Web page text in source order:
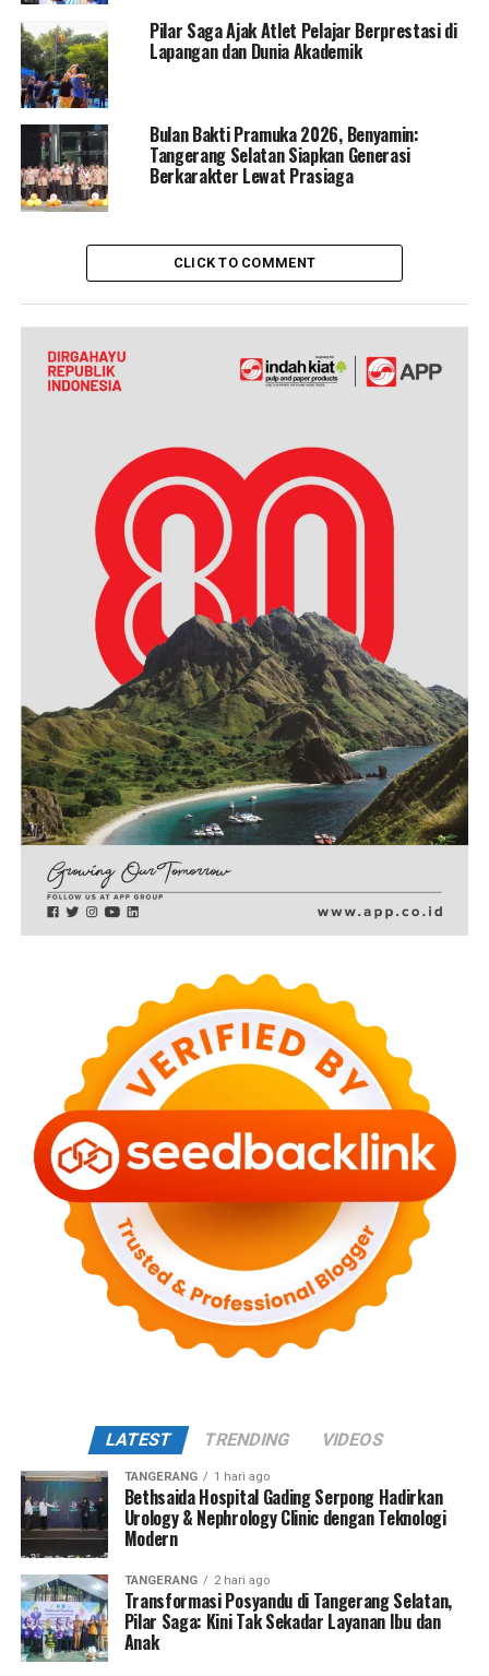
Pilar Saga Ajak Atlet Pelajar Berprestasi di
Lapangan dan Dunia Akademik
Bulan Bakti Pramuka 2026, Benyamin:
Tangerang Selatan Siapkan Generasi
Berkarakter Lewat Prasiaga
CLICK TO COMMENT
LATEST TRENDING VIDEOS
TANGERANG 1 hari ago
Bethsaida Hospital Gading Serpong Hadirkan
Urology & Nephrology Clinic dengan Teknologi
Modern
TANGERANG 2 hari ago
Transformasi Posyandu di Tangerang Selatan,
Pilar Saga: Kini Tak Sekadar Layanan Ibu dan
Anak